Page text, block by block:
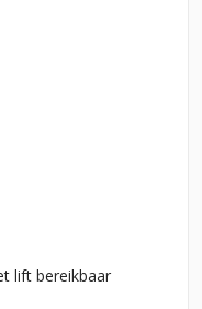
lift bereikbaar